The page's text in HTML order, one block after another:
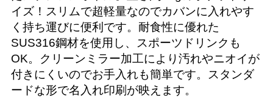
イズ！スリムで超軽量なのでカバンに入れやす
く持ち運びに便利です。耐食性に優れた
SUS316鋼材を使用し、スポーツドリンクも
OK。クリーンミラー加工により汚れやニオイが
付きにくいのでお手入れも簡単です。スタンダ
ードな形で名入れ印刷が映えます。